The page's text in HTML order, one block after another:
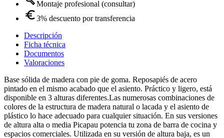
Montaje profesional (consultar)
3% descuento por transferencia
Descripción
Ficha técnica
Documentos
Valoraciones
Base sólida de madera con pie de goma. Reposapiés de acero
pintado en el mismo acabado que el asiento. Práctico y ligero, está
disponible en 3 alturas diferentes.Las numerosas combinaciones de
colores de la estructura de madera natural o lacada y el asiento de
plástico lo hace adecuado para cualquier situación. En sus versiones
de altura alta o media Picapau potencia tu zona de barra de cocina y
espacios comerciales. Utilizada en su versión de altura baja, es un